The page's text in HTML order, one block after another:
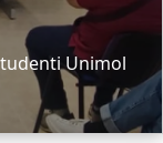
Unimol